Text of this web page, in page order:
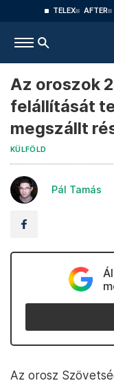
TELEX AFTER
Az oroszok
felállítását
megszállt
KÜLFÖLD
Pál Tamás
Az orosz